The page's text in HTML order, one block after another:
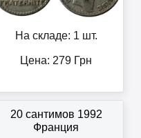
На складе: 1 шт.
Цена: 279 Грн
20 сантимов 1992
Франция